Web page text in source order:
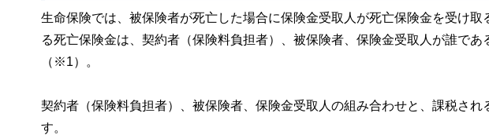
生命保険では、被保険者が死亡した場合に保険金受取人が死亡保険金を受け
る死亡保険金は、契約者（保険料負担者）、被保険者、保険金受取人が誰で
（※1）。
契約者（保険料負担者）、被保険者、保険金受取人の組み合わせと、課税さ
す。